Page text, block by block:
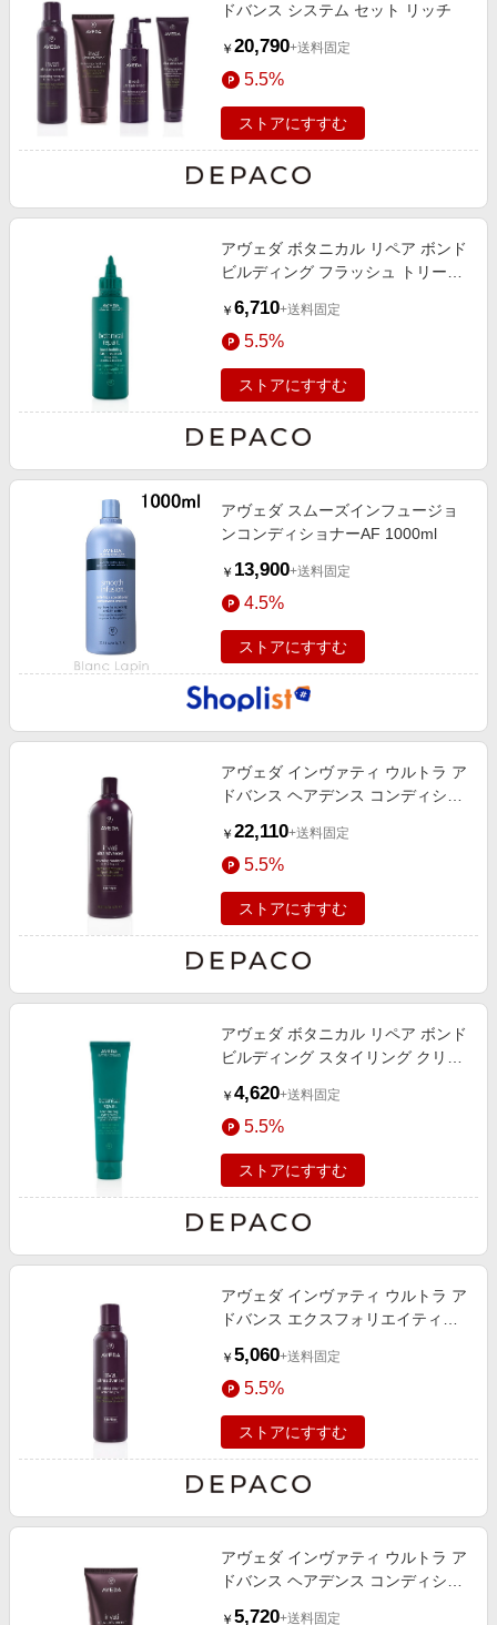
ドバンス システム セット リッチ
￥ 20,790+送料固定
5.5%
ストアにすすむ
アヴェダ ボタニカル リペア ボンド
ビルディング フラッシュ トリート
￥ 6,710+送料固定
5.5%
ストアにすすむ
アヴェダ スムーズインフュージョ
ンコンディショナーAF 1000ml
￥ 13,900+送料固定
4.5%
ストアにすすむ
アヴェダ インヴァティ ウルトラ ア
ドバンス ヘアデンス コンディショ
￥ 22,110+送料固定
5.5%
ストアにすすむ
アヴェダ ボタニカル リペア ボンド
ビルディング スタイリング クリー
￥ 4,620+送料固定
5.5%
ストアにすすむ
アヴェダ インヴァティ ウルトラ ア
ドバンス エクスフォリエイティン
￥ 5,060+送料固定
5.5%
ストアにすすむ
アヴェダ インヴァティ ウルトラ ア
ドバンス ヘアデンス コンディショ
￥ 5,720+送料固定